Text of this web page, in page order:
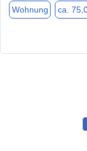
Wohnung ca.